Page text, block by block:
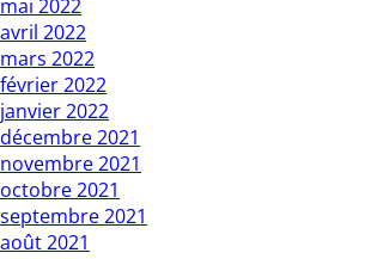
mai 2022
avril 2022
mars 2022
février 2022
janvier 2022
décembre 2021
novembre 2021
octobre 2021
septembre 2021
août 2021